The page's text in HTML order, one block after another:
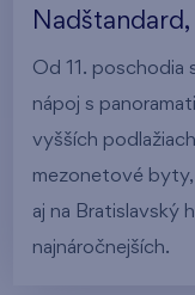
Od 11.
nápoj s
vyšších
mezonetové
aj na Bratislavský
najnáročnejších.